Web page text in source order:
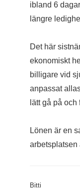
ibland 6
längre
Det här
ekonomiskt
billigare vid
anpassat
lätt gå på och
Lönen är en
arbetsplatsen
Bitti